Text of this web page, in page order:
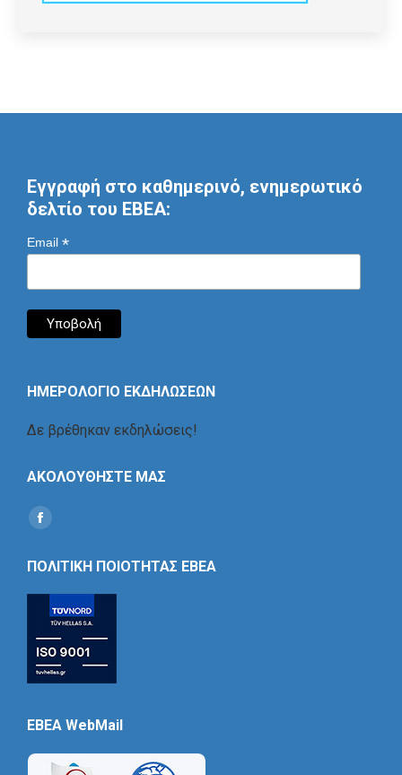
Εγγραφή στο καθημερινό, ενημερωτικό
δελτίο του ΕΒΕΑ:
Email *
ΗΜΕΡΟΛΟΓΙΟ ΕΚΔΗΛΩΣΕΩΝ
Δε βρέθηκαν εκδηλώσεις!
ΑΚΟΛΟΥΘΗΣΤΕ ΜΑΣ
Find us on:
Social
ΠΟΛΙΤΙΚΗ ΠΟΙΟΤΗΤΑΣ ΕΒΕΑ
EBEA WebMail